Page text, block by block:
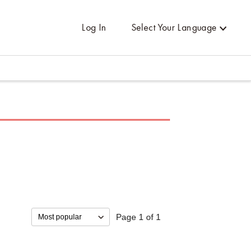
Log In Select Your Language
Page 1 of 1